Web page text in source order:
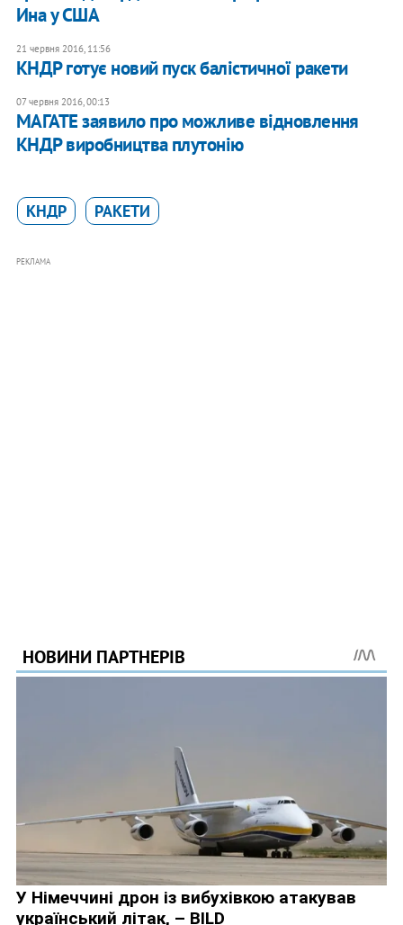
Ина у США
21 червня 2016, 11:56
КНДР готує новий пуск балістичної ракети
07 червня 2016, 00:13
МАГАТЕ заявило про можливе відновлення
КНДР виробництва плутонію
КНДР РАКЕТИ
РЕКЛАМА